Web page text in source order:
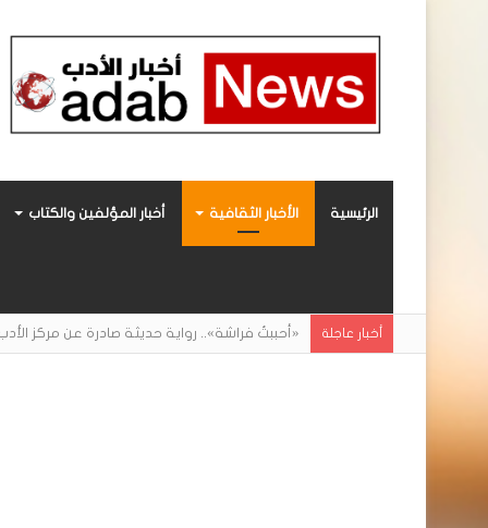
الرئيسية الأخبار الثقافية أخبار المؤلفين والكتاب
أخبار عاجلة «أحببتُ فراشة».. رواية حديثة صادرة عن مركز